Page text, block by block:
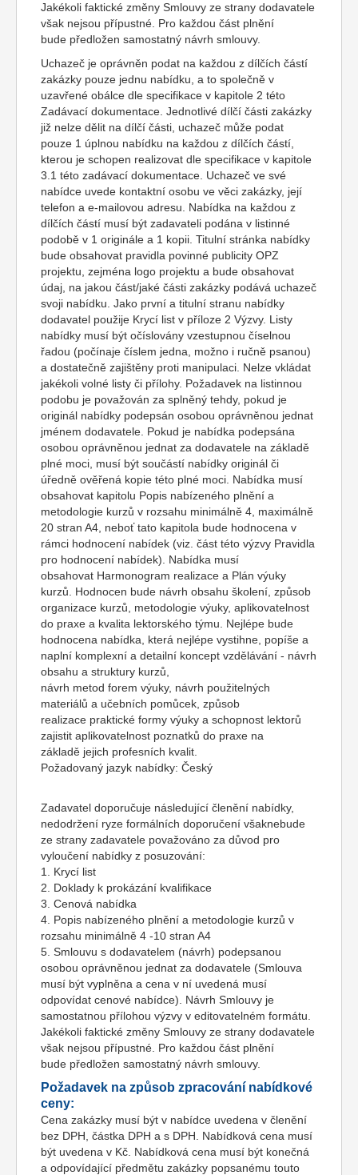
Jakékoli faktické změny Smlouvy ze strany dodavatele
však nejsou přípustné. Pro každou část plnění
bude předložen samostatný návrh smlouvy.
Uchazeč je oprávněn podat na každou z dílčích částí
zakázky pouze jednu nabídku, a to společně v
uzavřené obálce dle specifikace v kapitole 2 této
Zadávací dokumentace. Jednotlivé dílčí části zakázky
již nelze dělit na dílčí části, uchazeč může podat
pouze 1 úplnou nabídku na každou z dílčích částí,
kterou je schopen realizovat dle specifikace v kapitole
3.1 této zadávací dokumentace. Uchazeč ve své
nabídce uvede kontaktní osobu ve věci zakázky, její
telefon a e-mailovou adresu. Nabídka na každou z
dílčích částí musí být zadavateli podána v listinné
podobě v 1 originále a 1 kopii. Titulní stránka nabídky
bude obsahovat pravidla povinné publicity OPZ
projektu, zejména logo projektu a bude obsahovat
údaj, na jakou část/jaké části zakázky podává uchazeč
svoji nabídku. Jako první a titulní stranu nabídky
dodavatel použije Krycí list v příloze 2 Výzvy. Listy
nabídky musí být očíslovány vzestupnou číselnou
řadou (počínaje číslem jedna, možno i ručně psanou)
a dostatečně zajištěny proti manipulaci. Nelze vkládat
jakékoli volné listy či přílohy. Požadavek na listinnou
podobu je považován za splněný tehdy, pokud je
originál nabídky podepsán osobou oprávněnou jednat
jménem dodavatele. Pokud je nabídka podepsána
osobou oprávněnou jednat za dodavatele na základě
plné moci, musí být součástí nabídky originál či
úředně ověřená kopie této plné moci. Nabídka musí
obsahovat kapitolu Popis nabízeného plnění a
metodologie kurzů v rozsahu minimálně 4, maximálně
20 stran A4, neboť tato kapitola bude hodnocena v
rámci hodnocení nabídek (viz. část této výzvy Pravidla
pro hodnocení nabídek). Nabídka musí
obsahovat Harmonogram realizace a Plán výuky
kurzů. Hodnocen bude návrh obsahu školení, způsob
organizace kurzů, metodologie výuky, aplikovatelnost
do praxe a kvalita lektorského týmu. Nejlépe bude
hodnocena nabídka, která nejlépe vystihne, popíše a
naplní komplexní a detailní koncept vzdělávání - návrh
obsahu a struktury kurzů,
návrh metod forem výuky, návrh použitelných
materiálů a učebních pomůcek, způsob
realizace praktické formy výuky a schopnost lektorů
zajistit aplikovatelnost poznatků do praxe na
základě jejich profesních kvalit.
Požadovaný jazyk nabídky: Český
Zadavatel doporučuje následující členění nabídky,
nedodržení ryze formálních doporučení všaknebude
ze strany zadavatele považováno za důvod pro
vyloučení nabídky z posuzování:
1. Krycí list
2. Doklady k prokázání kvalifikace
3. Cenová nabídka
4. Popis nabízeného plnění a metodologie kurzů v
rozsahu minimálně 4 -10 stran A4
5. Smlouvu s dodavatelem (návrh) podepsanou
osobou oprávněnou jednat za dodavatele (Smlouva
musí být vyplněna a cena v ní uvedená musí
odpovídat cenové nabídce). Návrh Smlouvy je
samostatnou přílohou výzvy v editovatelném formátu.
Jakékoli faktické změny Smlouvy ze strany dodavatele
však nejsou přípustné. Pro každou část plnění
bude předložen samostatný návrh smlouvy.
Požadavek na způsob zpracování nabídkové
ceny:
Cena zakázky musí být v nabídce uvedena v členění
bez DPH, částka DPH a s DPH. Nabídková cena musí
být uvedena v Kč. Nabídková cena musí být konečná
a odpovídající předmětu zakázky popsanému touto